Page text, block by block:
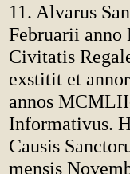
11. Alvarus
Februarii
Civitatis
exstitit et
annos
Informativus.
Causis
mensis